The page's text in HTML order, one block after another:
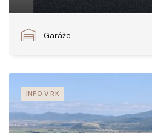
Garáže
INFO V RK